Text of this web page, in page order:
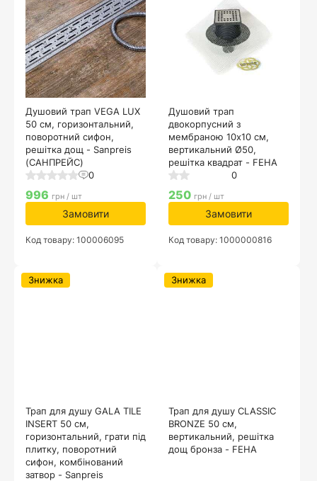
Душовий трап VEGA LUX
50 см, горизонтальний,
поворотний сифон,
решітка дощ - Sanpreis
(САНПРЕЙС)
0
996 грн / шт
Замовити
Код товару: 100006095
Душовий трап
двокорпусний з
мембраною 10х10 см,
вертикальний Ø50,
решітка квадрат - FEHA
0
250 грн / шт
Замовити
Код товару: 1000000816
Трап для душу GALA TILE
INSERT 50 см,
горизонтальний, грати під
плитку, поворотний
сифон, комбінований
затвор - Sanpreis
Знижка
Трап для душу CLASSIC
BRONZE 50 см,
вертикальний, решітка
дощ бронза - FEHA
Знижка